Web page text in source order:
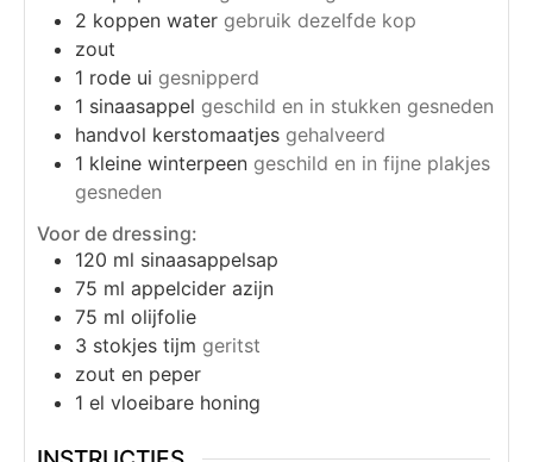
2 koppen water gebruik dezelfde kop
zout
1 rode ui gesnipperd
1 sinaasappel geschild en in stukken gesneden
handvol kerstomaatjes gehalveerd
1 kleine winterpeen geschild en in fijne plakjes
gesneden
Voor de dressing:
120 ml sinaasappelsap
75 ml appelcider azijn
75 ml olijfolie
3 stokjes tijm geritst
zout en peper
1 el vloeibare honing